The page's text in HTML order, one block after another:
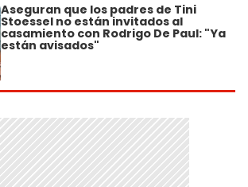
Aseguran que los padres de Tini
Stoessel no están invitados al
casamiento con Rodrigo De Paul: "Ya
están avisados"